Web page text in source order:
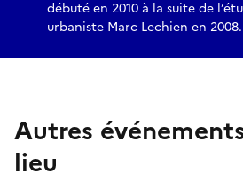
débuté en 2010 à la suite de
urbaniste Marc Lechien en 2008.
Autres
lieu